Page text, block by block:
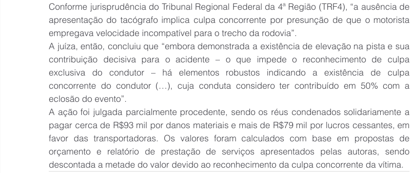
Conforme jurisprudência do Tribunal Regional Federal da 4ª Região (TRF4), “a ausência de
apresentação do tacógrafo implica culpa concorrente por presunção de que o motorista
empregava velocidade incompatível para o trecho da rodovia”.
A juíza, então, concluiu que “embora demonstrada a existência de elevação na pista e sua
contribuição decisiva para o acidente – o que impede o reconhecimento de culpa
exclusiva do condutor – há elementos robustos indicando a existência de culpa
concorrente do condutor (…), cuja conduta considero ter contribuído em 50% com a
eclosão do evento”.
A ação foi julgada parcialmente procedente, sendo os réus condenados solidariamente a
pagar cerca de R$93 mil por danos materiais e mais de R$79 mil por lucros cessantes, em
favor das transportadoras. Os valores foram calculados com base em propostas de
orçamento e relatório de prestação de serviços apresentados pelas autoras, sendo
descontada a metade do valor devido ao reconhecimento da culpa concorrente da vítima.